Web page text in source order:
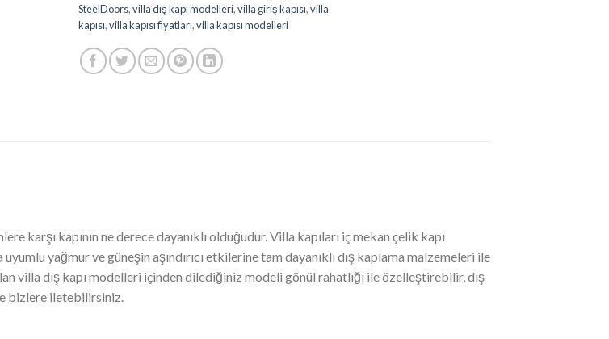
SteelDoors,villa dış kapı modelleri,villa giriş kapısı,villa
kapısı,villa kapısı fiyatları,villa kapısı modelleri
karşı kapının ne derece dayanıklı olduğudur. Villa kapıları iç mekan çelik kapı
yağmur ve güneşin aşındırıcı etkilerine tam dayanıklı dış kaplama malzemeleri ile
villa dış kapı modelleri içinden dilediğiniz modeli gönül rahatlığı ile özelleştirebilir, dış
bizlere iletebilirsiniz.